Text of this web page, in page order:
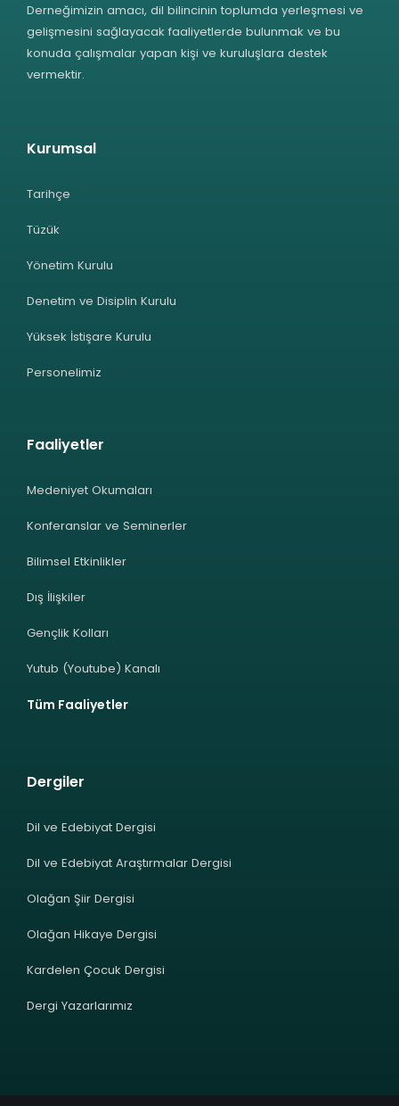
Derneğimizin amacı, dil bilincinin toplumda yerleşmesi ve
gelişmesini sağlayacak faaliyetlerde bulunmak ve bu
konuda çalışmalar yapan kişi ve kuruluşlara destek
vermektir.
Kurumsal
Tarihçe
Tüzük
Yönetim Kurulu
Denetim ve Disiplin Kurulu
Yüksek İstişare Kurulu
Personelimiz
Faaliyetler
Medeniyet Okumaları
Konferanslar ve Seminerler
Bilimsel Etkinlikler
Dış İlişkiler
Gençlik Kolları
Yutub (Youtube) Kanalı
Tüm Faaliyetler
Dergiler
Dil ve Edebiyat Dergisi
Dil ve Edebiyat Araştırmalar Dergisi
Olağan Şiir Dergisi
Olağan Hikaye Dergisi
Kardelen Çocuk Dergisi
Dergi Yazarlarımız